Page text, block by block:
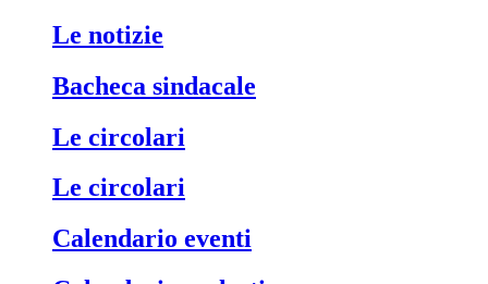
Le notizie
Bacheca sindacale
Le circolari
Le circolari
Calendario eventi